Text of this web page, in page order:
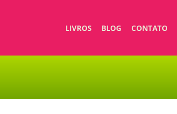
LIVROS BLOG CONTATO